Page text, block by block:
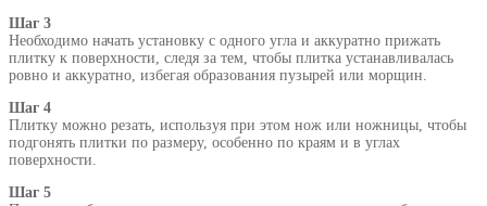
Шаг 3
Необходимо начать установку с одного угла и аккуратно прижать
плитку к поверхности, следя за тем, чтобы плитка устанавливалась
ровно и аккуратно, избегая образования пузырей или морщин.
Шаг 4
Плитку можно резать, используя при этом нож или ножницы, чтобы
подгонять плитки по размеру, особенно по краям и в углах
поверхности.
Шаг 5